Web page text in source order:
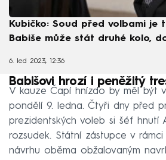
Kubičko: Soud před volbami je
Babiše může stát druhé kolo,
6. led 2023, 12:36
Babišovi hrozí i peněžitý
V kauze Čapí hnízdo by měl být
pondělí 9. ledna. Čtyři dny před
prezidentských voleb si šéf hnutí
rozsudek. Státní zástupce v
návrhu oběma obžalovaným